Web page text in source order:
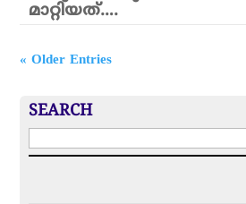
മാറ്റിയത്….
« Older Entries
SEARCH
e